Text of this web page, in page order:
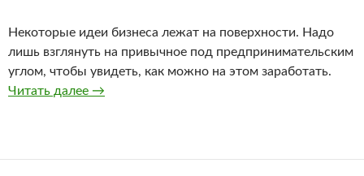
Некоторые идеи бизнеса лежат на поверхности. Надо
лишь взглянуть на привычное под предпринимательским
углом, чтобы увидеть, как можно на этом заработать.
Читать далее Бизнес на лазерной гравировке
→